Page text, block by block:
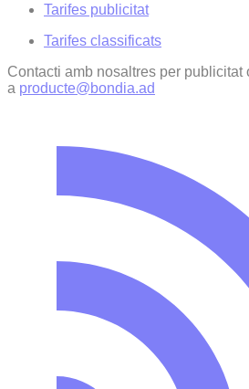
Tarifes publicitat
Tarifes classificats
Contacti amb nosaltres per
a producte@bondia.ad